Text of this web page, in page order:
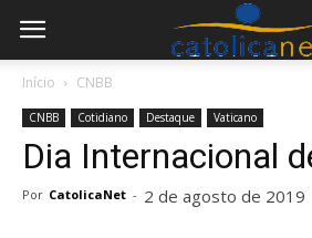
Início CNBB
CNBB Cotidiano Destaque Vaticano
Dia Internacional
Por CatolicaNet - 2 de agosto de 2019